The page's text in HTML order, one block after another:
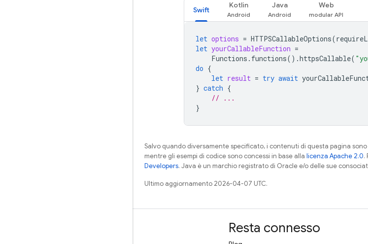
Swift
Kotlin Java Web
let options = HTTPSCallableOptions(
let yourCallableFunction =
Functions . functions().httpsCallable(
do {
let result = try await
} catch {
// ...
}
Salvo quando diversamente specificato, i contenuti di questa pagina sono
mentre gli esempi di codice sono concessi in base alla licenza Apache 2.0.
Developers. Java è un marchio registrato di Oracle e/o delle sue
Ultimo aggiornamento 2026-04-07 UTC.
Resta connesso